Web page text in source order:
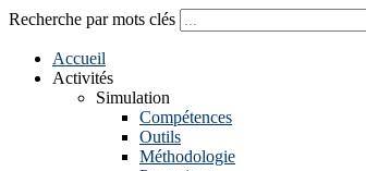
Recherche par mots clés
Accueil
Activités
Simulation
Compétences
Outils
Méthodologie